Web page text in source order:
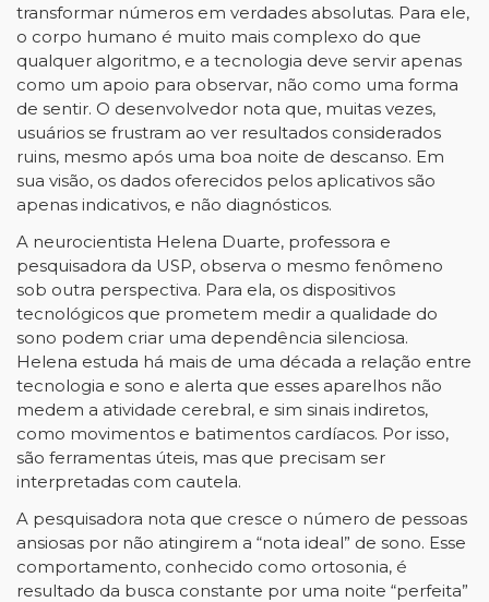
transformar números em verdades absolutas. Para ele,
o corpo humano é muito mais complexo do que
qualquer algoritmo, e a tecnologia deve servir apenas
como um apoio para observar, não como uma forma
de sentir. O desenvolvedor nota que, muitas vezes,
usuários se frustram ao ver resultados considerados
ruins, mesmo após uma boa noite de descanso. Em
sua visão, os dados oferecidos pelos aplicativos são
apenas indicativos, e não diagnósticos.
A neurocientista Helena Duarte, professora e
pesquisadora da USP, observa o mesmo fenômeno
sob outra perspectiva. Para ela, os dispositivos
tecnológicos que prometem medir a qualidade do
sono podem criar uma dependência silenciosa.
Helena estuda há mais de uma década a relação entre
tecnologia e sono e alerta que esses aparelhos não
medem a atividade cerebral, e sim sinais indiretos,
como movimentos e batimentos cardíacos. Por isso,
são ferramentas úteis, mas que precisam ser
interpretadas com cautela.
A pesquisadora nota que cresce o número de pessoas
ansiosas por não atingirem a “nota ideal” de sono. Esse
comportamento, conhecido como ortosonia, é
resultado da busca constante por uma noite “perfeita”